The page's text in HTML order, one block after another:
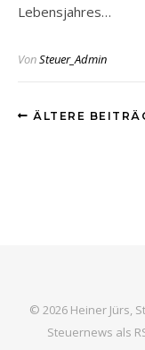
Lebensjahres…
VonSteuer_Admin
ÄLTERE
© 2026 Heiner Jürs,
Steuernews als